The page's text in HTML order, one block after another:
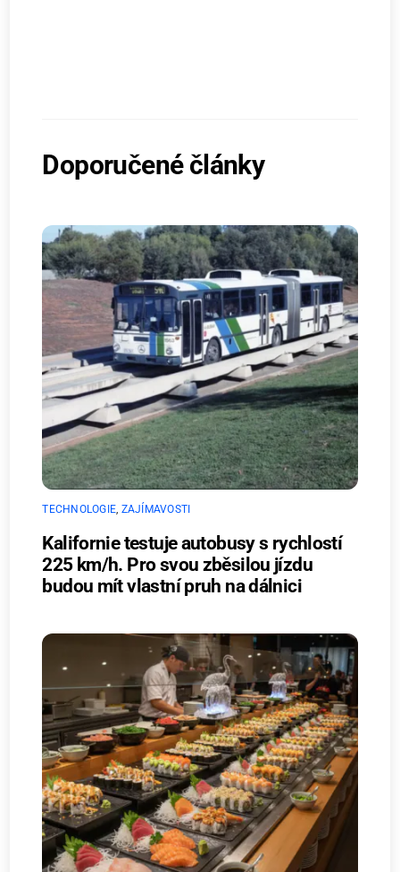
Doporučené články
TECHNOLOGIE ZAJÍMAVOSTI
Kalifornie testuje autobusy s rychlostí
225 km/h. Pro svou zběsilou jízdu
budou mít vlastní pruh na dálnici